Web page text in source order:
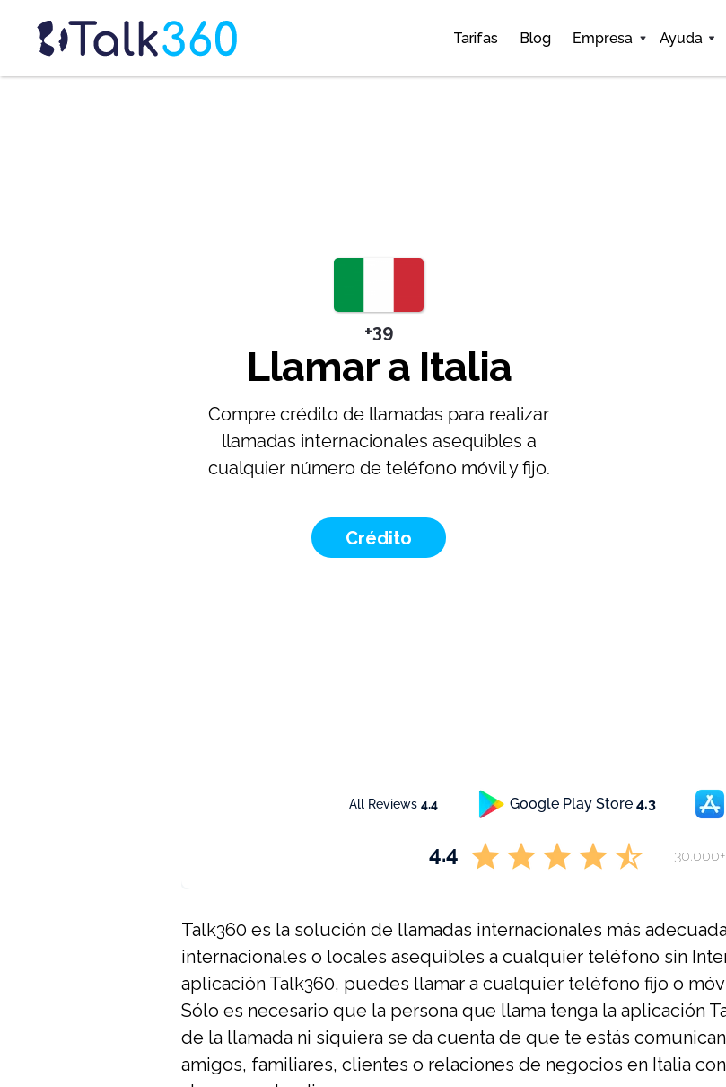
Tarifas Blog Empresa Ayuda
+39
Llamar a Italia
Compre crédito de llamadas para realizar
llamadas internacionales asequibles a
cualquier número de teléfono móvil y fijo.
Crédito
All Reviews 4.4 Google Play Store 4.3
4.4
Talk360 es la solución de llamadas internacionales más
internacionales o locales asequibles a cualquier teléfono sin
aplicación Talk360, puedes llamar a cualquier teléfono fijo o
Sólo es necesario que la persona que llama tenga la aplicación
de la llamada ni siquiera se da cuenta de que te estás
amigos, familiares, clientes o relaciones de negocios en Italia